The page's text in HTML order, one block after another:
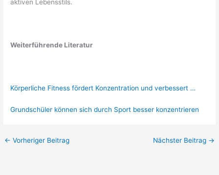
aktiven Lebensstils.
Weiterführende Literatur
Körperliche Fitness fördert Konzentration und verbessert …
Grundschüler können sich durch Sport besser konzentrieren
← Vorheriger Beitrag Nächster Beitrag →